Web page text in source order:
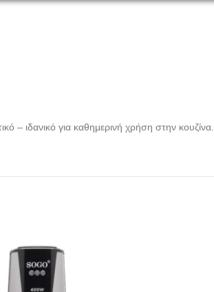
– ιδανικό για καθημερινή χρήση στην κουζίνα.